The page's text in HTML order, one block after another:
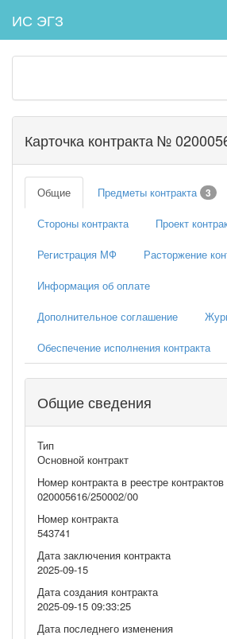
ИС ЭГЗ
Карточка контракта №
Общие Предметы контракта 3
Стороны контракта Проект
Регистрация МФ Расторжение
Информация об оплате
Дополнительное соглашение
Обеспечение исполнения контракта
Общие сведения
Тип
Основной контракт
Номер контракта в реестре контрактов
020005616/250002/00
Номер контракта
543741
Дата заключения контракта
2025-09-15
Дата создания контракта
2025-09-15 09:33:25
Дата последнего изменения